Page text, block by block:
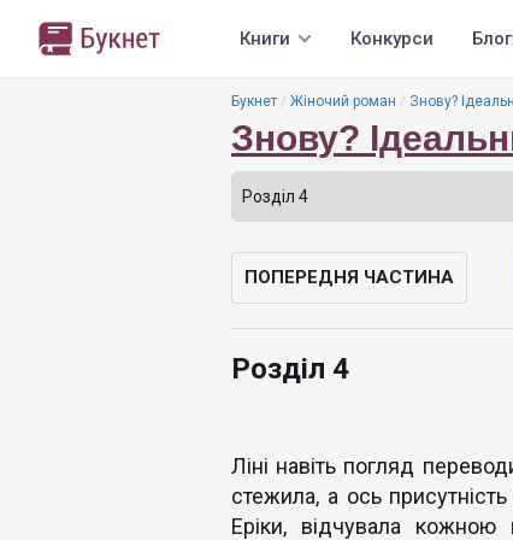
Книги Конкурси
Букнет Жіночий роман Знову?
Знову?
ПОПЕРЕДНЯ ЧАСТИНА
Розділ 4
Ліні навіть погляд
стежила, а ось
Еріки, відчувала кожною